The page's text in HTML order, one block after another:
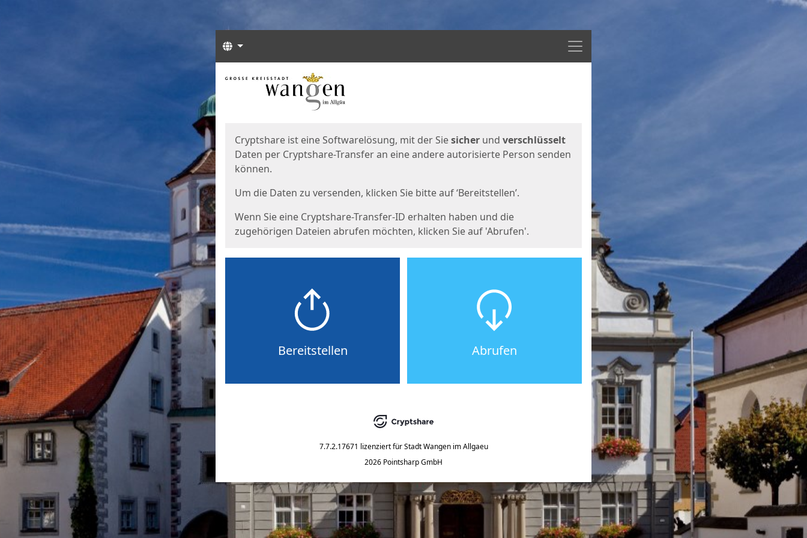
Menü
Sprachen
Start
Cryptshare ist eine Softwarelösung, mit der Siesicher und verschlüsselt
Daten per Cryptshare-Transfer an eine andere autorisierte Person senden
können.
Um die Daten zu versenden, klicken Sie bitte auf ‘Bereitstellen’.
Wenn Sie eine Cryptshare-Transfer-ID erhalten haben und die
zugehörigen Dateien abrufen möchten, klicken Sie auf 'Abrufen'.
Bereitstellen Abrufen
7.7.2.17671 lizenziert für Stadt Wangen im Allgaeu
2026 Pointsharp GmbH